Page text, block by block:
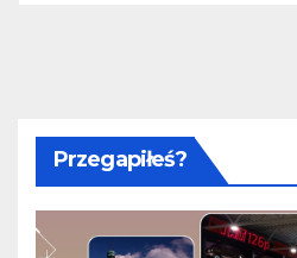
Przegapiłeś?